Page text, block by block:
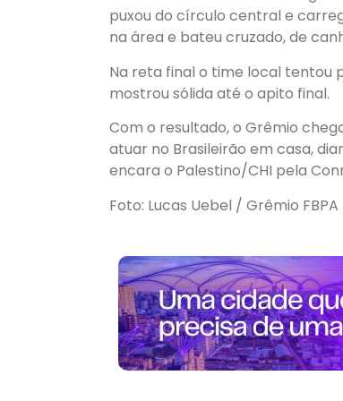
puxou do círculo central e
na área e bateu cruzado, de
Na reta final o time local tentou
mostrou sólida até o apito final.
Com o resultado, o Grêmio
atuar no Brasileirão em casa,
encara o Palestino/CHI pela
Foto: Lucas Uebel / Grêmio FBPA